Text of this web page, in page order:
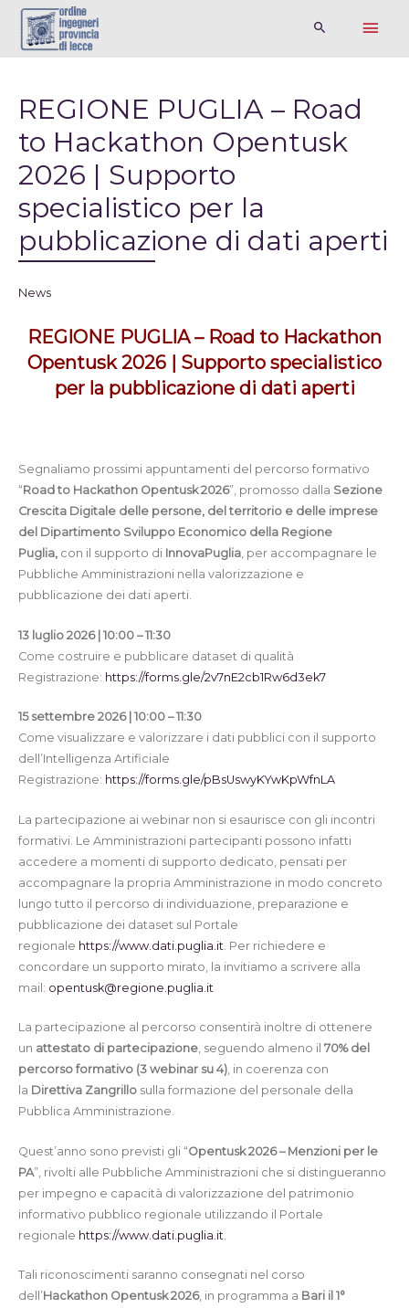
REGIONE PUGLIA – Road
to Hackathon Opentusk
2026 | Supporto
specialistico per la
pubblicazione di dati aperti
News
REGIONE PUGLIA – Road to Hackathon
Opentusk 2026 | Supporto specialistico
per la pubblicazione di dati aperti
Segnaliamo prossimi appuntamenti del percorso formativo
“Road to Hackathon Opentusk 2026”, promosso dalla Sezione
Crescita Digitale delle persone, del territorio e delle imprese
del Dipartimento Sviluppo Economico della Regione
Puglia, con il supporto di InnovaPuglia, per accompagnare le
Pubbliche Amministrazioni nella valorizzazione e
pubblicazione dei dati aperti.
13 luglio 2026 | 10:00 – 11:30
Come costruire e pubblicare dataset di qualità
Registrazione: https://forms.gle/2v7nE2cb1Rw6d3ek7
15 settembre 2026 | 10:00 – 11:30
Come visualizzare e valorizzare i dati pubblici con il supporto
dell’Intelligenza Artificiale
Registrazione: https://forms.gle/pBsUswyKYwKpWfnLA
La partecipazione ai webinar non si esaurisce con gli incontri
formativi. Le Amministrazioni partecipanti possono infatti
accedere a momenti di supporto dedicato, pensati per
accompagnare la propria Amministrazione in modo concreto
lungo tutto il percorso di individuazione, preparazione e
pubblicazione dei dataset sul Portale
regionale https://www.dati.puglia.it . Per richiedere e
concordare un supporto mirato, la invitiamo a scrivere alla
mail: opentusk@regione.puglia.it
La partecipazione al percorso consentirà inoltre di ottenere
un attestato di partecipazione, seguendo almeno il 70% del
percorso formativo (3 webinar su 4), in coerenza con
la Direttiva Zangrillo sulla formazione del personale della
Pubblica Amministrazione.
Quest’anno sono previsti gli “Opentusk 2026 – Menzioni per le
PA”, rivolti alle Pubbliche Amministrazioni che si distingueranno
per impegno e capacità di valorizzazione del patrimonio
informativo pubblico regionale utilizzando il Portale
regionale https://www.dati.puglia.it
Tali riconoscimenti saranno consegnati nel corso
dell’Hackathon Opentusk 2026, in programma a Bari il 1°